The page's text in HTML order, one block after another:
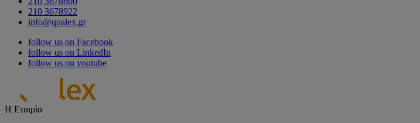
210 3678922
info@qualex.gr
follow us on Facebook
follow us on LinkedIn
follow us on youtube
Η Εταιρία